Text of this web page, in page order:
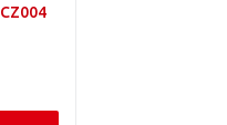
Line Step Bin 20 л CZ004